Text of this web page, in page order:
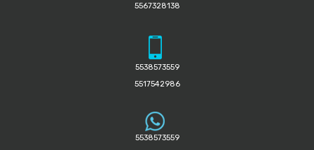
5567328138
5538573559
5517542986
5538573559